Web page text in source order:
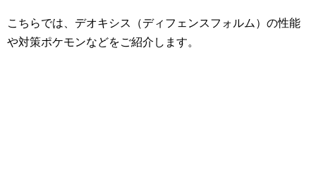
こちらでは、デオキシス（ディフェンスフォルム）の性能
や対策ポケモンなどをご紹介します。